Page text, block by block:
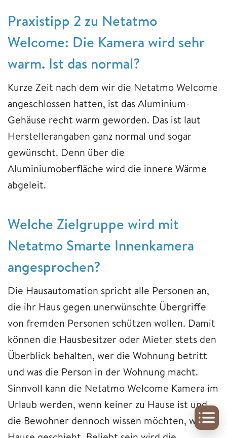
Praxistipp 2 zu Netatmo
Welcome: Die Kamera wird sehr
warm. Ist das normal?
Kurze Zeit nach dem wir die Netatmo Welcome
angeschlossen hatten, ist das Aluminium-
Gehäuse recht warm geworden. Das ist laut
Herstellerangaben ganz normal und sogar
gewünscht. Denn über die
Aluminiumoberfläche wird die innere Wärme
abgeleit.
Welche Zielgruppe wird mit
Netatmo Smarte Innenkamera
angesprochen?
Die Hausautomation spricht alle Personen an,
die ihr Haus gegen unerwünschte Übergriffe
von fremden Personen schützen wollen. Damit
können die Hausbesitzer oder Mieter stets den
Überblick behalten, wer die Wohnung betritt
und was die Person in der Wohnung macht.
Sinnvoll kann die Netatmo Welcome Kamera im
Urlaub werden, wenn keiner zu Hause ist und
die Bewohner dennoch wissen möchten, was zu